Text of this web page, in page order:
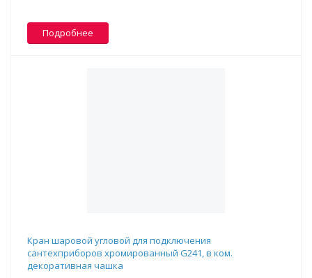
Подробнее
Кран шаровой угловой для подключения
сантехприборов хромированный G241, в ком.
декоративная чашка